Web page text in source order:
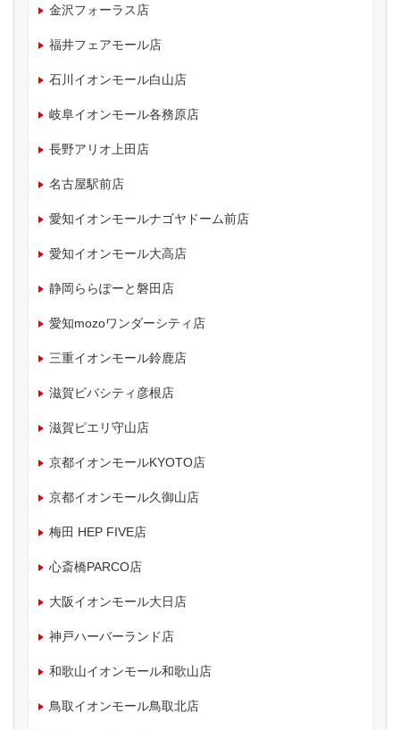
金沢フォーラス店
福井フェアモール店
石川イオンモール白山店
岐阜イオンモール各務原店
長野アリオ上田店
名古屋駅前店
愛知イオンモールナゴヤドーム前店
愛知イオンモール大高店
静岡ららぽーと磐田店
愛知mozoワンダーシティ店
三重イオンモール鈴鹿店
滋賀ビバシティ彦根店
滋賀ピエリ守山店
京都イオンモールKYOTO店
京都イオンモール久御山店
梅田 HEP FIVE店
心斎橋PARCO店
大阪イオンモール大日店
神戸ハーバーランド店
和歌山イオンモール和歌山店
鳥取イオンモール鳥取北店